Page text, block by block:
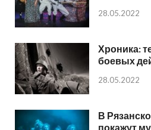
28.05.2022
Хроника:
боевых
28.05.2022
В
покажут